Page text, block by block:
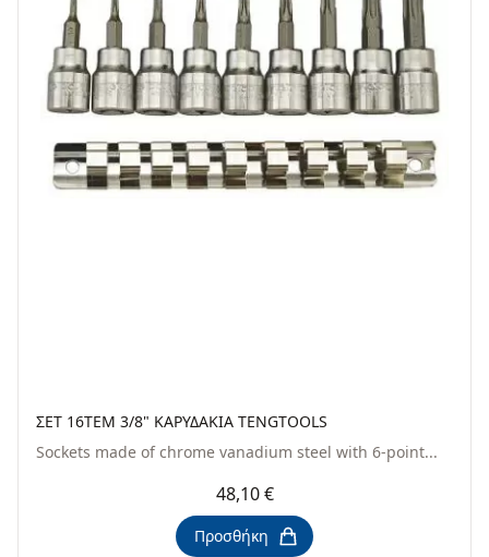
ΣΕΤ 16ΤΕΜ 3/8" ΚΑΡΥΔΑΚΙΑ TENGTOOLS
Sockets made of chrome vanadium steel with 6-point...
48,10 €
Προσθήκη